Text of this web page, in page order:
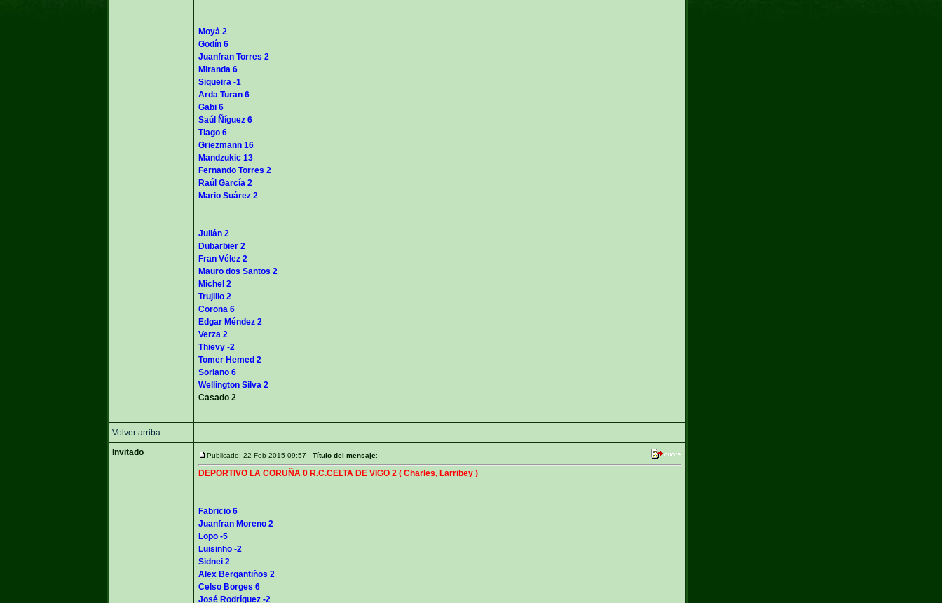
Moyà 2
Godín 6
Juanfran Torres 2
Miranda 6
Siqueira -1
Arda Turan 6
Gabi 6
Saúl Ñíguez 6
Tiago 6
Griezmann 16
Mandzukic 13
Fernando Torres 2
Raúl García 2
Mario Suárez 2
Julián 2
Dubarbier 2
Fran Vélez 2
Mauro dos Santos 2
Michel 2
Trujillo 2
Corona 6
Edgar Méndez 2
Verza 2
Thievy -2
Tomer Hemed 2
Soriano 6
Wellington Silva 2
Casado 2
Volver arriba
Invitado
Publicado: 22 Feb 2015 09:57 Título del mensaje:
DEPORTIVO LA CORUÑA 0 R.C.CELTA DE VIGO 2 ( Charles, Larribey )
Fabricio 6
Juanfran Moreno 2
Lopo -5
Luisinho -2
Sidnei 2
Alex Bergantiños 2
Celso Borges 6
José Rodríguez -2